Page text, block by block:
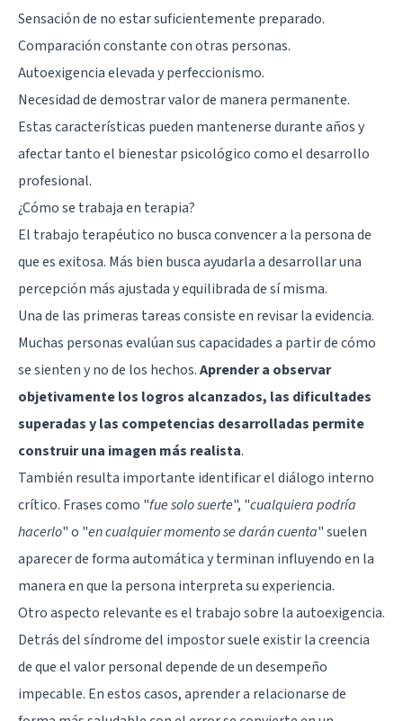
Sensación de no estar suficientemente preparado.
Comparación constante con otras personas.
Autoexigencia elevada y perfeccionismo.
Necesidad de demostrar valor de manera permanente.
Estas características pueden mantenerse durante años y
afectar tanto el bienestar psicológico como el desarrollo
profesional.
¿Cómo se trabaja en terapia?
El trabajo terapéutico no busca convencer a la persona de
que es exitosa. Más bien busca ayudarla a desarrollar una
percepción más ajustada y equilibrada de sí misma.
Una de las primeras tareas consiste en revisar la evidencia.
Muchas personas evalúan sus capacidades a partir de cómo
se sienten y no de los hechos.Aprender a observar
objetivamente los logros alcanzados, las dificultades
superadas y las competencias desarrolladas permite
construir una imagen más realista.
También resulta importante identificar el diálogo interno
crítico. Frases como "fue solo suerte", "cualquiera podría
hacerlo" o "en cualquier momento se darán cuenta" suelen
aparecer de forma automática y terminan influyendo en la
manera en que la persona interpreta su experiencia.
Otro aspecto relevante es el trabajo sobre la autoexigencia.
Detrás del síndrome del impostor suele existir la creencia
de que el valor personal depende de un desempeño
impecable. En estos casos, aprender a relacionarse de